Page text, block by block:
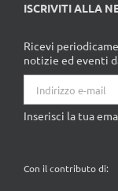
ISCRIVITI ALLA
Ricevi
notizie ed eventi
Inserisci la tua
Con il contributo di: